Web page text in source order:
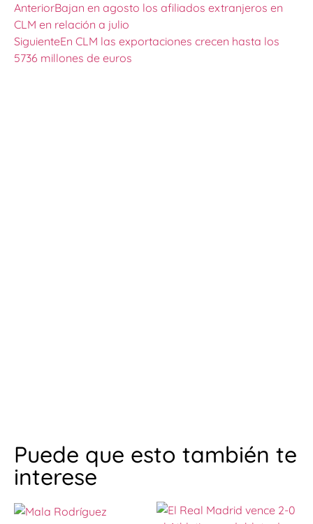
AnteriorBajan en agosto los afiliados extranjeros en
CLM en relación a julio
SiguienteEn CLM las exportaciones crecen hasta los
5736 millones de euros
Puede que esto también te
interese